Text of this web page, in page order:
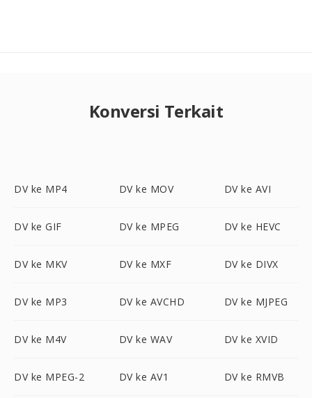
Konversi Terkait
DV ke MP4 DV ke MOV DV ke AVI
DV ke GIF DV ke MPEG DV ke HEVC
DV ke MKV DV ke MXF DV ke DIVX
DV ke MP3 DV ke AVCHD DV ke MJPEG
DV ke M4V DV ke WAV DV ke XVID
DV ke MPEG-2 DV ke AV1 DV ke RMVB